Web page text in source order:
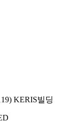
KERIS빌딩